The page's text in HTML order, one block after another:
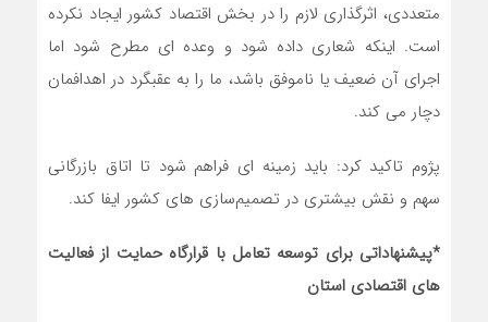
متعددی، اثرگذاری لازم را در بخش اقتصاد کشور ایجاد نکرده
است. اینکه شعاری داده شود و وعده ای مطرح شود اما
اجرای آن ضعیف یا ناموفق باشد، ما را به عقبگرد در اهدافمان
دچار می کند.
پژوم تاکید کرد: باید زمینه ای فراهم شود تا اتاق بازرگانی
سهم و نقش بیشتری در تصمیم‌سازی های کشور ایفا کند.
*پیشنهاداتی برای توسعه تعامل با قرارگاه حمایت از فعالیت
های اقتصادی استان